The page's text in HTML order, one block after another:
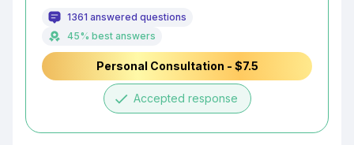
1361 answered questions
45% best answers
Personal Consultation - $7.5
done Accepted response